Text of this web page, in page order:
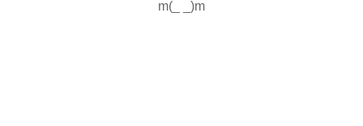
m(_ _)m